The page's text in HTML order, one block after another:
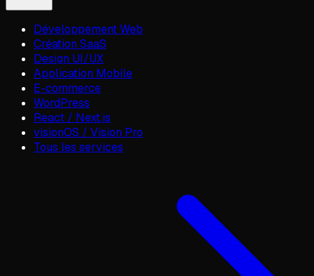
Développement Web
Création SaaS
Design UI/UX
Application Mobile
E-commerce
WordPress
React / Next.js
visionOS / Vision Pro
Tous les services